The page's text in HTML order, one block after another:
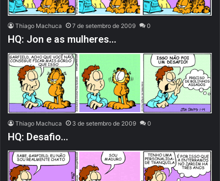
Thiago Machuca 7 de setembro de 2009 0
HQ: Jon e as mulheres…
Thiago Machuca 3 de setembro de 2009 0
HQ: Desafio…